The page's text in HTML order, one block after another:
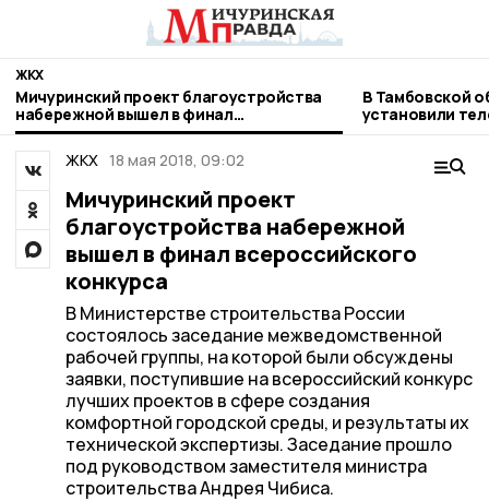
ЖКХ
Мичуринский проект благоустройства
набережной вышел в финал
всероссийского конкурса
В Тамбовской
установили
учета газа
ЖКХ 18 мая 2018, 09:02
Мичуринский проект
благоустройства набережной
вышел в финал всероссийского
конкурса
В Министерстве строительства России
состоялось заседание межведомственной
рабочей группы, на которой были обсуждены
заявки, поступившие на всероссийский конкурс
лучших проектов в сфере создания
комфортной городской среды, и результаты их
технической экспертизы. Заседание прошло
под руководством заместителя министра
строительства Андрея Чибиса.